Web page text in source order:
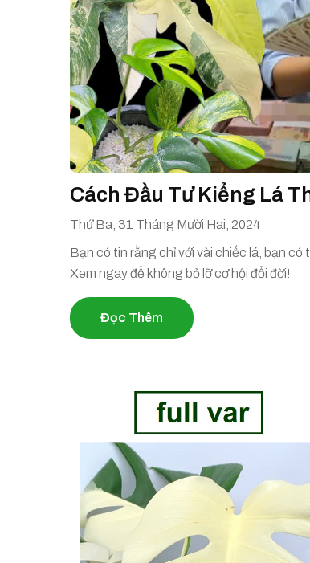
Cách Đầu Tư Kiểng Lá
Thứ Ba, 31 Tháng Mười Hai, 2024
Bạn có tin rằng chỉ với vài chiếc lá, bạn
Xem ngay để không bỏ lỡ cơ hội đổi đời!
Đọc Thêm